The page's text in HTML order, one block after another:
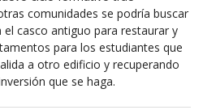
comunidades se podría buscar
el casco antiguo para restaurar y
para los estudiantes que
a otro edificio y recuperando
que se haga.